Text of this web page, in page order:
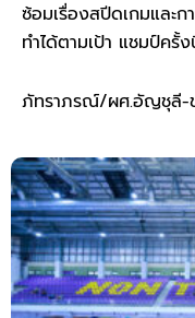
ซ้อมเรื่องสปีดเกมและ
ทำได้ตามเป้า แชมป์ครั้
ภัทราภรณ์/ผศ.อัญชุลี-